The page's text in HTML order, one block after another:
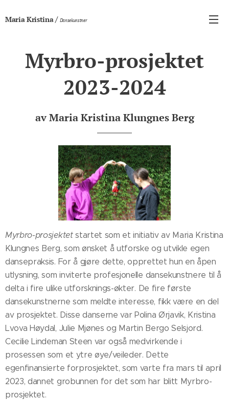
Maria Kristina/ Dansekunstner
Myrbro-prosjektet
2023-2024
av Maria Kristina Klungnes Berg
Myrbro-prosjektetstartet som et initiativ av Maria Kristina
Klungnes Berg, som ønsket å utforske og utvikle egen
dansepraksis. For å gjøre dette, opprettet hun en åpen
utlysning, som inviterte profesjonelle dansekunstnere til å
delta i fire ulike utforsknings-økter. De fire første
dansekunstnerne som meldte interesse, fikk være en del
av prosjektet. Disse danserne var Polina Ørjavik, Kristina
Lvova Høydal, Julie Mjønes og Martin Bergo Selsjord.
Cecilie Lindeman Steen var også medvirkende i
prosessen som et ytre øye/veileder. Dette
egenfinansierte forprosjektet, som varte fra mars til april
2023, dannet grobunnen for det som har blitt Myrbro-
prosjektet.